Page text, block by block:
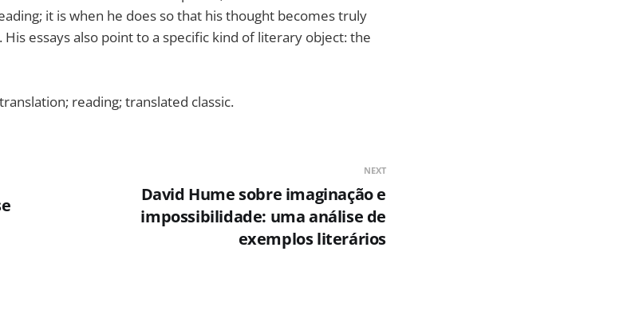
it is when he does so that his thought becomes truly
essays also point to a specific kind of literary object: the
reading; translated classic.
NEXT
David Hume sobre imaginação e
impossibilidade: uma análise de
exemplos literários